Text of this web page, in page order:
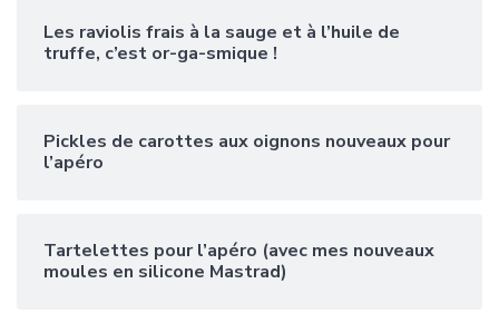
Les raviolis frais à la sauge et à l’huile de
truffe, c’est or-ga-smique !
Pickles de carottes aux oignons nouveaux pour
l’apéro
Tartelettes pour l’apéro (avec mes nouveaux
moules en silicone Mastrad)